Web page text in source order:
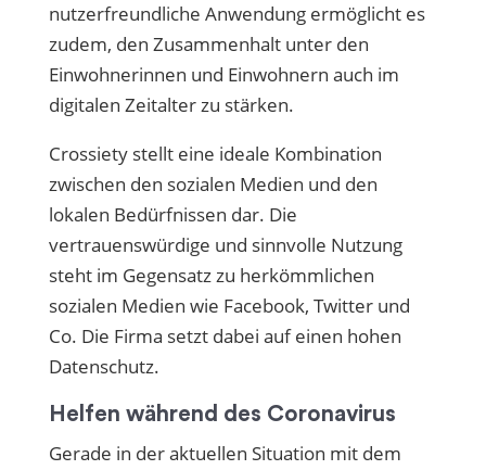
nutzerfreundliche Anwendung ermöglicht es
zudem, den Zusammenhalt unter den
Einwohnerinnen und Einwohnern auch im
digitalen Zeitalter zu stärken.
Crossiety stellt eine ideale Kombination
zwischen den sozialen Medien und den
lokalen Bedürfnissen dar. Die
vertrauenswürdige und sinnvolle Nutzung
steht im Gegensatz zu herkömmlichen
sozialen Medien wie Facebook, Twitter und
Co. Die Firma setzt dabei auf einen hohen
Datenschutz.
Helfen während des Coronavirus
Gerade in der aktuellen Situation mit dem